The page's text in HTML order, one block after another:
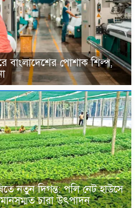
বাংলাদেশের পোশাক শিল্প,
নতুন দিগন্ত: পলি নেট হাউসে
চারা উৎপাদন